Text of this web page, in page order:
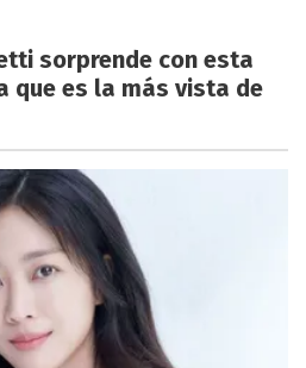
sorprende con esta
que es la más vista de